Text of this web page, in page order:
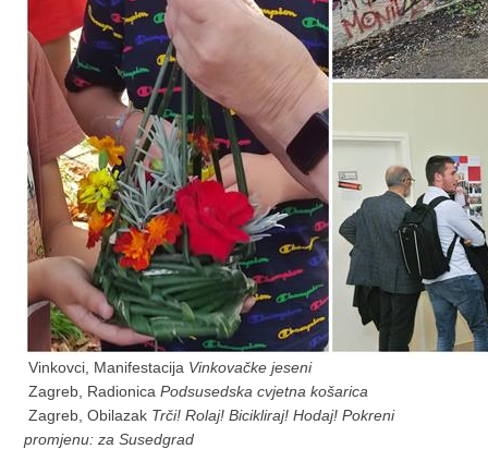
Vinkovci, Manifestacija Vinkovačke jeseni
Zagreb, RadionicaPodsusedska cvjetna košarica
Zagreb, Obilazak Trči! Rolaj! Bicikliraj! Hodaj! Pokreni
promjenu: za Susedgrad